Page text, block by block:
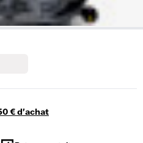
€ d'achat